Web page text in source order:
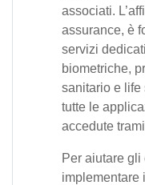
associati.
assurance, è
servizi
biometriche,
sanitario e life
tutte le
accedute
Per aiutare
implementare